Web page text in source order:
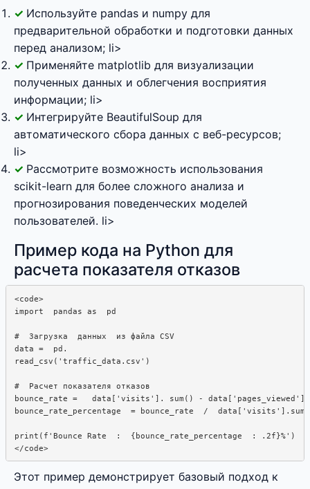
Используйте pandas и numpy для
предварительной обработки и подготовки данных
перед анализом; li>
Применяйте matplotlib для визуализации
полученных данных и облегчения восприятия
информации; li>
Интегрируйте BeautifulSoup для
автоматического сбора данных с веб-ресурсов;
li>
Рассмотрите возможность использования
scikit-learn для более сложного анализа и
прогнозирования поведенческих моделей
пользователей. li>
Пример кода на Python для
расчета показателя отказов
<code>
import  pandas as  pd
#  Загрузка  данных  из файла CSV
data =  pd.
read_csv('traffic_data.csv')
#  Расчет показателя отказов
bounce_rate =   data['visits']. sum() -
bounce_rate_percentage  = bounce_rate  /
print(f'Bounce Rate  :  {bounce_rate_percentage  : .2f}%')
</code>
Этот пример демонстрирует базовый подход к